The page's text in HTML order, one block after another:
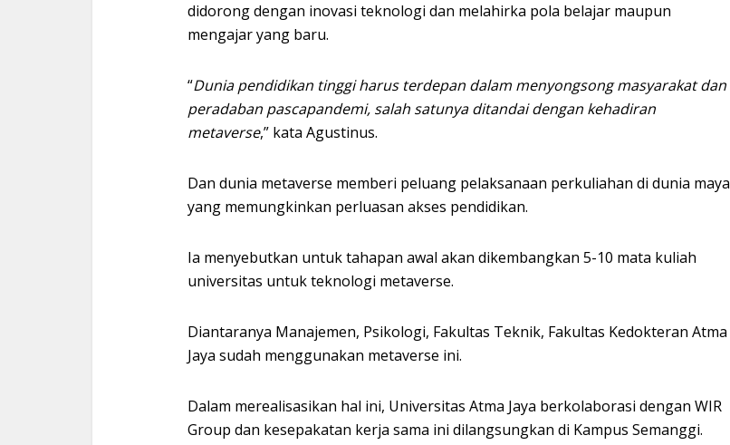
didorong dengan inovasi teknologi dan melahirka pola belajar maupun
mengajar yang baru.
“Dunia pendidikan tinggi harus terdepan dalam menyongsong masyarakat dan
peradaban pascapandemi, salah satunya ditandai dengan kehadiran
metaverse,” kata Agustinus.
Dan dunia metaverse memberi peluang pelaksanaan perkuliahan di dunia maya
yang memungkinkan perluasan akses pendidikan.
Ia menyebutkan untuk tahapan awal akan dikembangkan 5-10 mata kuliah
universitas untuk teknologi metaverse.
Diantaranya Manajemen, Psikologi, Fakultas Teknik, Fakultas Kedokteran Atma
Jaya sudah menggunakan metaverse ini.
Dalam merealisasikan hal ini, Universitas Atma Jaya berkolaborasi dengan WIR
Group dan kesepakatan kerja sama ini dilangsungkan di Kampus Semanggi.